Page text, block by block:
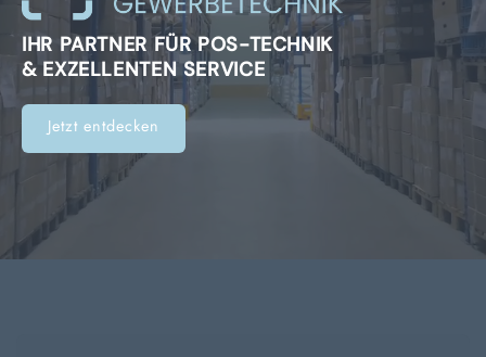
IHR PARTNER FÜR POS-TECHNIK
& EXZELLENTEN SERVICE
Jetzt entdecken